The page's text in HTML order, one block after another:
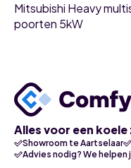
Mitsubishi Heavy
poorten 5kW
Alles voor een
Showroom te Aartselaar
Advies nodig? We helpen